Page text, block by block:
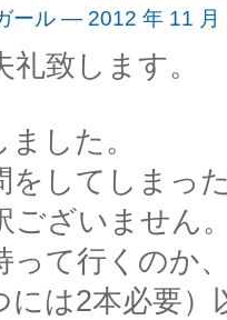
ール — 2012 年 11
致します。
した。
をしてしまっ
ございません
って行くのか
には2本必要